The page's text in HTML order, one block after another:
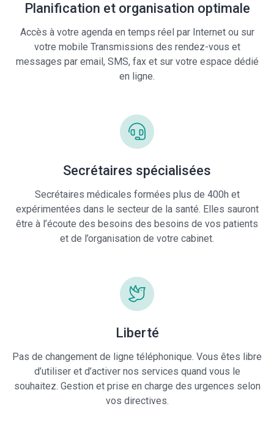
Planification et organisation optimale
Accès à votre agenda en temps réel par Internet ou sur
votre mobile Transmissions des rendez-vous et
messages par email, SMS, fax et sur votre espace dédié
en ligne.
Secrétaires spécialisées
Secrétaires médicales formées plus de 400h et
expérimentées dans le secteur de la santé. Elles sauront
être à l’écoute des besoins des besoins de vos patients
et de l’organisation de votre cabinet.
Liberté
Pas de changement de ligne téléphonique. Vous êtes libre
d’utiliser et d’activer nos services quand vous le
souhaitez. Gestion et prise en charge des urgences selon
vos directives.